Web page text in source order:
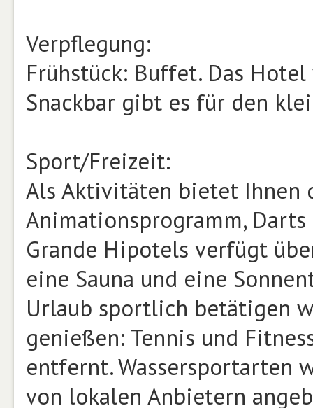
Verpflegung:
Frühstück: Buffet. Das
Snackbar gibt es für den
Sport/Freizeit:
Als Aktivitäten bietet Ihnen
Animationsprogramm,
Grande Hipotels verfügt
eine Sauna und eine
Urlaub sportlich betätigen
genießen: Tennis und
entfernt. Wassersportarten
von lokalen Anbietern